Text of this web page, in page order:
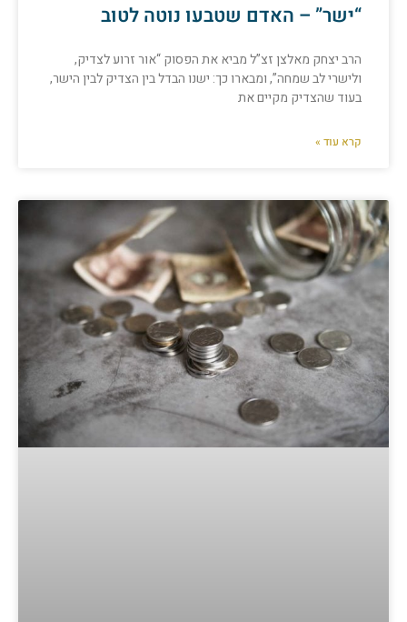
“ישר” – האדם שטבעו נוטה לטוב
הרב יצחק מאלצן זצ”ל מביא את הפסוק “אור זרוע לצדיק,
ולישרי לב שמחה”, ומבארו כך: ישנו הבדל בין הצדיק לבין הישר,
בעוד שהצדיק מקיים את
קרא עוד »